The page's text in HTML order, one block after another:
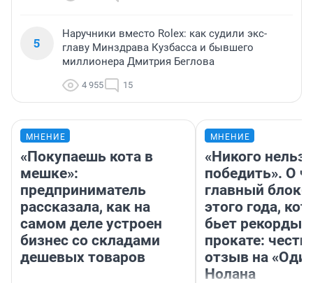
5
Наручники вместо Rolex: как судили экс-
главу Минздрава Кузбасса и бывшего
миллионера Дмитрия Беглова
4 955 15
МНЕНИЕ
«Покупаешь кота в
мешке»:
предприниматель
рассказала, как на
самом деле устроен
бизнес со складами
дешевых товаров
МНЕНИЕ
«Никого нельзя
победить». О
главный
этого года,
бьет рекорды в
прокате:
отзыв на
Нолана